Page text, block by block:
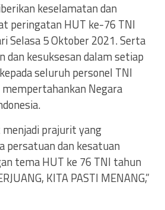
keselamatan dan
peringatan HUT ke-76 TNI
Selasa 5 Oktober 2021. Serta
dan kesuksesan dalam setiap
seluruh personel TNI
Negara
menjadi prajurit yang
persatuan dan kesatuan
tema HUT ke 76 TNI tahun
KITA PASTI MENANG,”